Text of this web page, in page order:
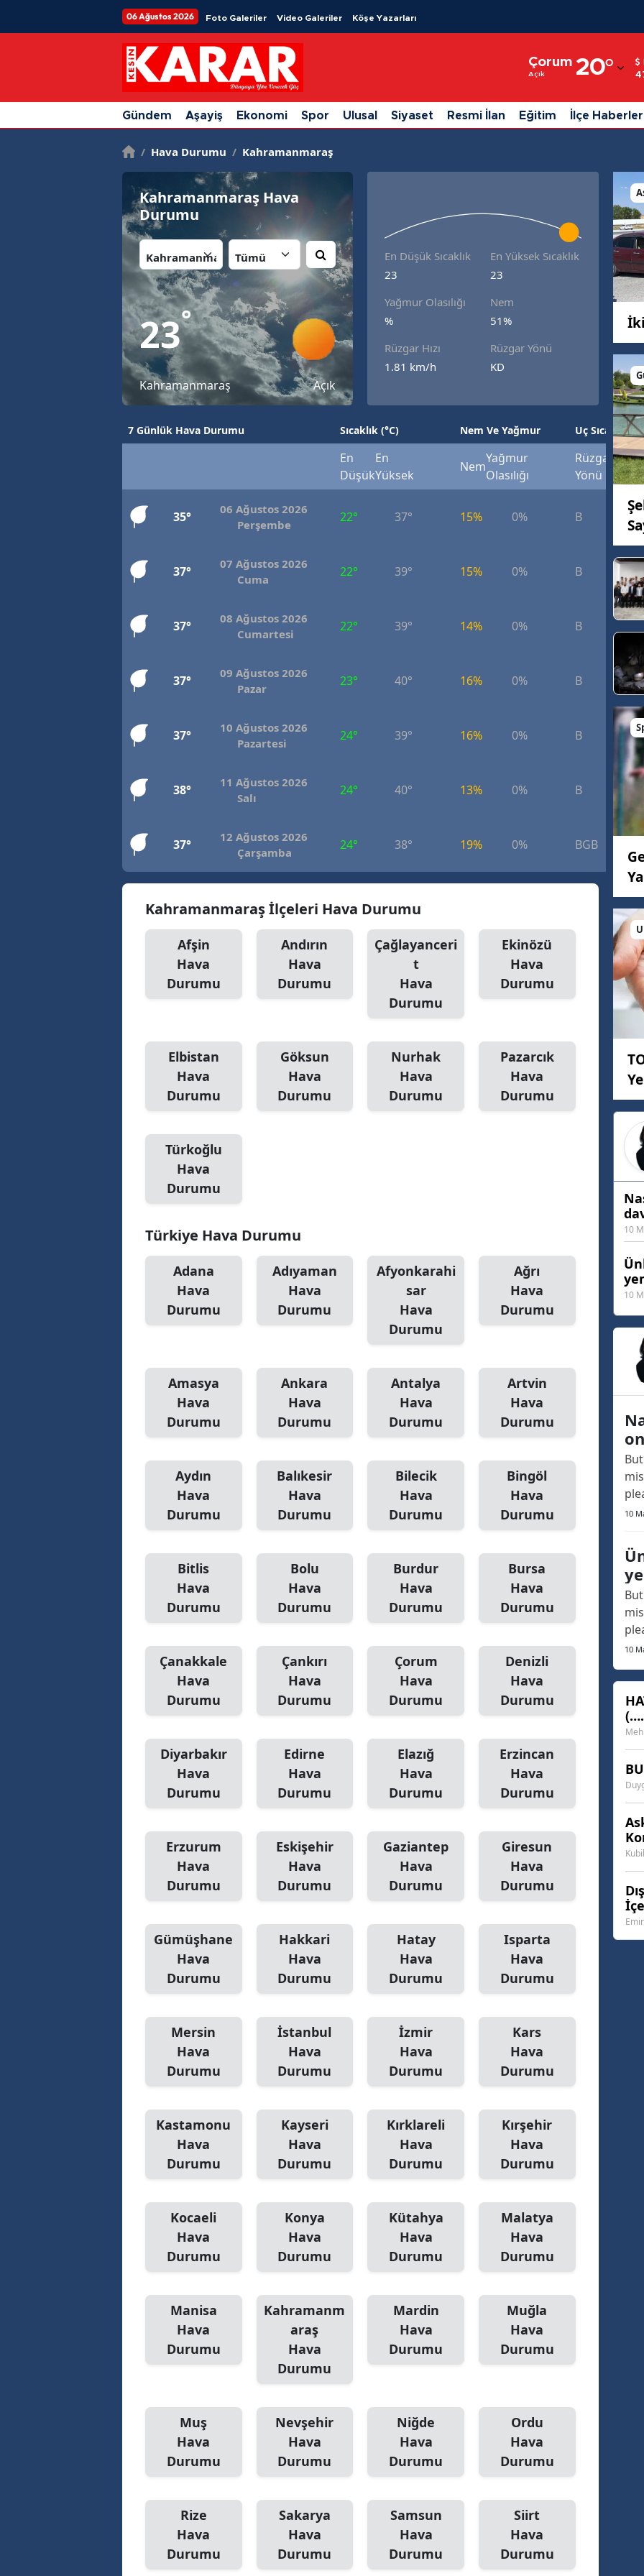
06 Ağustos 2026 Foto Galeriler Video Galeriler Köşe Yazarları
Çorum
Açık 20°
Adıyaman
Afyonkarahisar
Ağrı
Antalya
Artvin
Burdur
Çanakkale
Diyarbakır
Giresun
Hatay
Mersin
İzmir
Kastamonu
Malatya
Kahramanmaraş
Muğla
Muş
Niğde
Rize
Sakarya
Siirt
Tekirdağ
Trabzon
Van
Zonguldak
Aksaray
Karaman
Şırnak
Ardahan
Iğdır
Karabük
Gündem Aşayiş Ekonomi Spor Ulusal Siyaset Resmi İlan Eğitim İlçe
/ Hava Durumu / Kahramanmaraş
Kahramanmaraş Hava
Durumu
23°
Kahramanmaraş Açık
En Düşük Sıcaklık
23
En Yüksek Sıcaklık
23
Yağmur Olasılığı
%
Nem
51%
Rüzgar Hızı
1.81 km/h
Rüzgar Yönü
KD
7 Günlük Hava Durumu Sıcaklık (°C) Nem Ve Yağmur Uç Sıcaklık
En
Düşük
En
Yüksek
Nem
Yağmur
Olasılığı
Rüzgar
Yönü
Hızı
35°
06 Ağustos 2026
Perşembe
22° 37° 15% 0% B
37°
07 Ağustos 2026
Cuma
22° 39° 15% 0% B
37°
08 Ağustos 2026
Cumartesi
22° 39° 14% 0% B
37°
09 Ağustos 2026
Pazar
23° 40° 16% 0% B
37°
10 Ağustos 2026
Pazartesi
24° 39° 16% 0% B
38°
11 Ağustos 2026
Salı
24° 40° 13% 0% B
37°
12 Ağustos 2026
Çarşamba
24° 38° 19% 0% BGB
Kahramanmaraş İlçeleri Hava Durumu
Afşin
Hava
Durumu
Andırın
Hava
Durumu
Çağlayanceri
t
Hava
Durumu
Ekinözü
Hava
Durumu
Elbistan
Hava
Durumu
Göksun
Hava
Durumu
Nurhak
Hava
Durumu
Pazarcık
Hava
Durumu
Türkoğlu
Hava
Durumu
Türkiye Hava Durumu
Adana
Hava
Durumu
Adıyaman
Hava
Durumu
Afyonkarahi
sar
Hava
Durumu
Ağrı
Hava
Durumu
Amasya
Hava
Durumu
Ankara
Hava
Durumu
Antalya
Hava
Durumu
Artvin
Hava
Durumu
Aydın
Hava
Durumu
Balıkesir
Hava
Durumu
Bilecik
Hava
Durumu
Bingöl
Hava
Durumu
Bitlis
Hava
Durumu
Bolu
Hava
Durumu
Burdur
Hava
Durumu
Bursa
Hava
Durumu
Çanakkale
Hava
Durumu
Çankırı
Hava
Durumu
Çorum
Hava
Durumu
Denizli
Hava
Durumu
Diyarbakır
Hava
Durumu
Edirne
Hava
Durumu
Elazığ
Hava
Durumu
Erzincan
Hava
Durumu
Erzurum
Hava
Durumu
Eskişehir
Hava
Durumu
Gaziantep
Hava
Durumu
Giresun
Hava
Durumu
Gümüşhane
Hava
Durumu
Hakkari
Hava
Durumu
Hatay
Hava
Durumu
Isparta
Hava
Durumu
Mersin
Hava
Durumu
İstanbul
Hava
Durumu
İzmir
Hava
Durumu
Kars
Hava
Durumu
Kastamonu
Hava
Durumu
Kayseri
Hava
Durumu
Kırklareli
Hava
Durumu
Kırşehir
Hava
Durumu
Kocaeli
Hava
Durumu
Konya
Hava
Durumu
Kütahya
Hava
Durumu
Malatya
Hava
Durumu
Manisa
Hava
Durumu
Kahramanm
araş
Hava
Durumu
Mardin
Hava
Durumu
Muğla
Hava
Durumu
Muş
Hava
Durumu
Nevşehir
Hava
Durumu
Niğde
Hava
Durumu
Ordu
Hava
Durumu
Rize
Hava
Durumu
Sakarya
Hava
Durumu
Samsun
Hava
Durumu
Siirt
Hava
Durumu
10
10
of
10
of
10